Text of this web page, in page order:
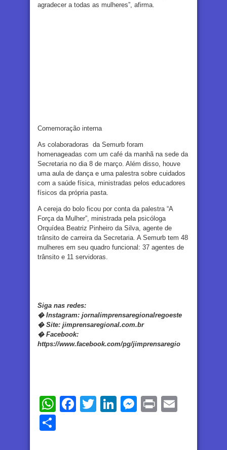
agradecer a todas as mulheres”, afirma.
Comemoração interna
As colaboradoras da Semurb foram
homenageadas com um café da manhã na sede da
Secretaria no dia 8 de março. Além disso, houve
uma aula de dança e uma palestra sobre cuidados
com a saúde física, ministradas pelos educadores
físicos da própria pasta.
A cereja do bolo ficou por conta da palestra “A
Força da Mulher”, ministrada pela psicóloga
Orquídea Beatriz Pinheiro da Silva, agente de
trânsito de carreira da Secretaria. A Semurb tem 48
mulheres em seu quadro funcional: 37 agentes de
trânsito e 11 servidoras.
Siga nas redes:
�Instagram: jornalimprensaregionalregoeste
�Site: jimprensaregional.com.br
�Facebook:
https://www.facebook.com/pg/jimprensaregio
WhatsApp
Facebook
TwitterLinkedIn
Messenger
Print